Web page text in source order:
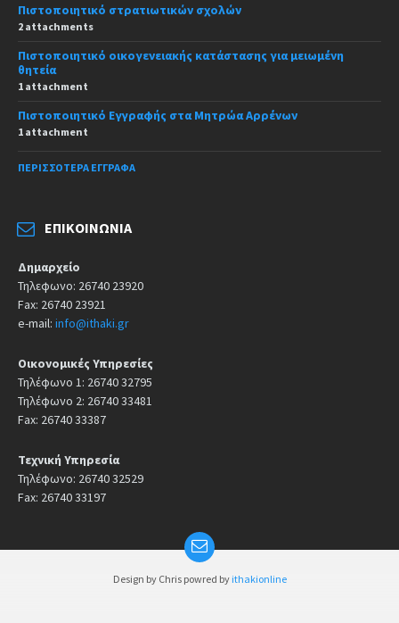
Πιστοποιητικό στρατιωτικών σχολών
2 attachments
Πιστοποιητικό οικογενειακής κατάστασης για μειωμένη
θητεία
1 attachment
Πιστοποιητικό Εγγραφής στα Μητρώα Αρρένων
1 attachment
ΠΕΡΙΣΣΌΤΕΡΑ ΈΓΓΡΑΦΑ
ΕΠΙΚΟΙΝΩΝΊΑ
Δημαρχείο
Τηλεφωνο: 26740 23920
Fax: 26740 23921
e-mail: info@ithaki.gr
Οικονομικές Υπηρεσίες
Τηλέφωνο 1: 26740 32795
Τηλέφωνο 2: 26740 33481
Fax: 26740 33387
Τεχνική Υπηρεσία
Τηλέφωνο: 26740 32529
Fax: 26740 33197
Design by Chris powred by ithakionline